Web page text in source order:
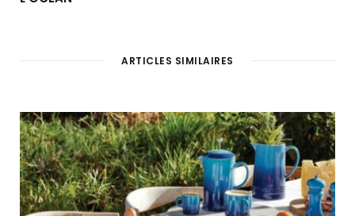
ARTICLES SIMILAIRES